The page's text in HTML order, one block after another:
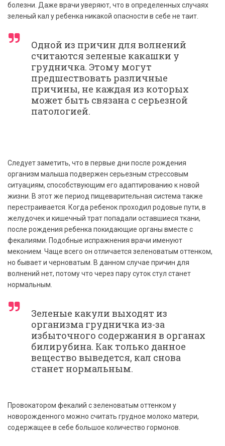
болезни. Даже врачи уверяют, что в определенных случаях
зеленый кал у ребенка никакой опасности в себе не таит.
Одной из причин для волнений
считаются зеленые какашки у
грудничка. Этому могут
предшествовать различные
причины, не каждая из которых
может быть связана с серьезной
патологией.
Следует заметить, что в первые дни после рождения
организм малыша подвержен серьезным стрессовым
ситуациям, способствующим его адаптированию к новой
жизни. В этот же период пищеварительная система также
перестраивается. Когда ребенок проходил родовые пути, в
желудочек и кишечный трат попадали оставшиеся ткани,
после рождения ребенка покидающие органы вместе с
фекалиями. Подобные испражнения врачи именуют
меконием. Чаще всего он отличается зеленоватым оттенком,
но бывает и черноватым. В данном случае причин для
волнений нет, потому что через пару суток стул станет
нормальным.
Зеленые какули выходят из
организма грудничка из-за
избыточного содержания в органах
билирубина. Как только данное
вещество выведется, кал снова
станет нормальным.
Провокатором фекалий с зеленоватым оттенком у
новорожденного можно считать грудное молоко матери,
содержащее в себе большое количество гормонов.